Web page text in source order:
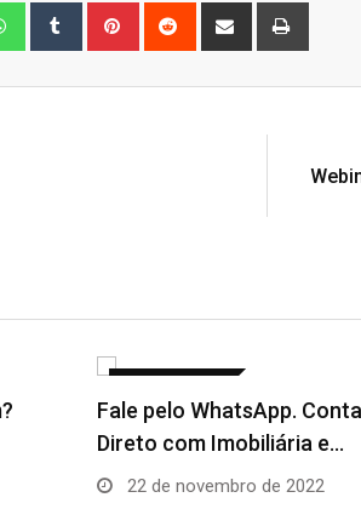
WhatsappTumblr Pinterest Reddit
Share